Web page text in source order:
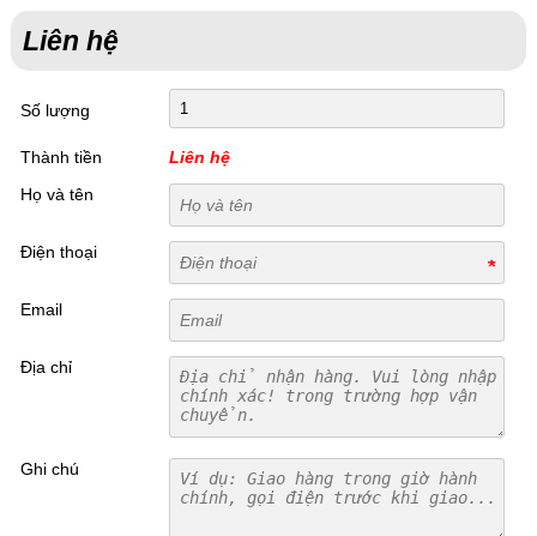
Liên hệ
Số lượng
Thành tiền
Liên hệ
Họ và tên
Điện thoại
Email
Địa chỉ
Ghi chú